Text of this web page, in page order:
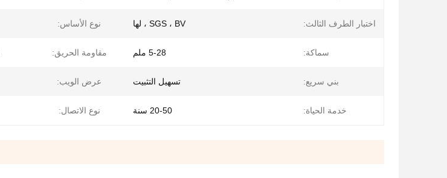
اختبار الطرف الثالث: SGS ، BV ، لها نوع الأساس:
سماكة: 5-28 ملم مقاومة الحريق:
بني سريع: تسهيل التثبيت عرض الويب:
خدمة الحياة: 20-50 سنة نوع الاتصال: